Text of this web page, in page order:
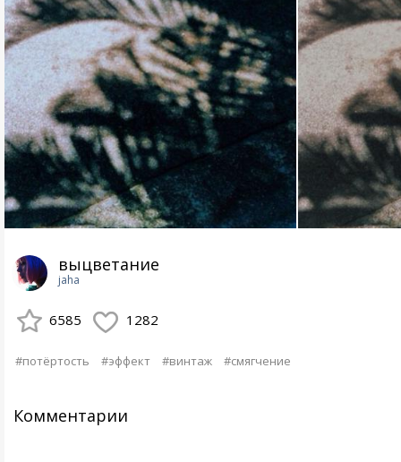
выцветание
jaha
6585 1282
#потёртость #эффект #винтаж #смягчение
Комментарии